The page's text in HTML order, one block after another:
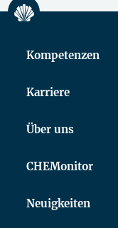
Kompetenzen
Karriere
Über uns
CHEMonitor
Neuigkeiten